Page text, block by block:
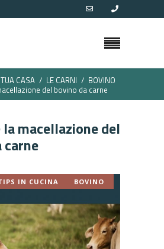
CASA LE CARNI
BOVINO
del bovino da carne
la macellazione del
carne
IN CUCINA BOVINO